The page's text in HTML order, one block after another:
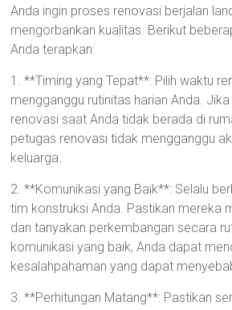
Anda ingin proses renovasi berjalan
mengorbankan kualitas. Berikut
Anda terapkan:
1. **Timing yang Tepat**: Pilih waktu
mengganggu rutinitas harian Anda.
renovasi saat Anda tidak berada di
petugas renovasi tidak mengganggu
keluarga.
2. **Komunikasi yang Baik**: Selalu
tim konstruksi Anda. Pastikan mereka
dan tanyakan perkembangan secara
komunikasi yang baik, Anda dapat
kesalahpahaman yang dapat
3. **Perhitungan Matang**: Pastikan